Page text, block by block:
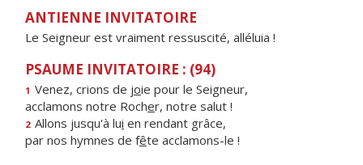
ANTIENNE INVITATOIRE
Le Seigneur est vraiment ressuscité, alléluia !
PSAUME INVITATOIRE : (94)
1 Venez, crions de joie pour le Seigneur,
acclamons notre Rocher, notre salut !
2 Allons jusqu'à lui en rendant grâce,
par nos hymnes de fête acclamons-le !